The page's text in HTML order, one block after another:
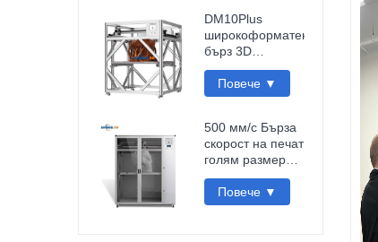
връзка бърза
импресора 3D
печатаща
машина
DM10Plus
широкоформатен
бърз 3D
печатащ апарат
1000 мм
импресора
Повече ▼
500 мм/с Бърза
скорост на печат
голям размер
1000 мм голям
формат
въглеродни
Повече ▼